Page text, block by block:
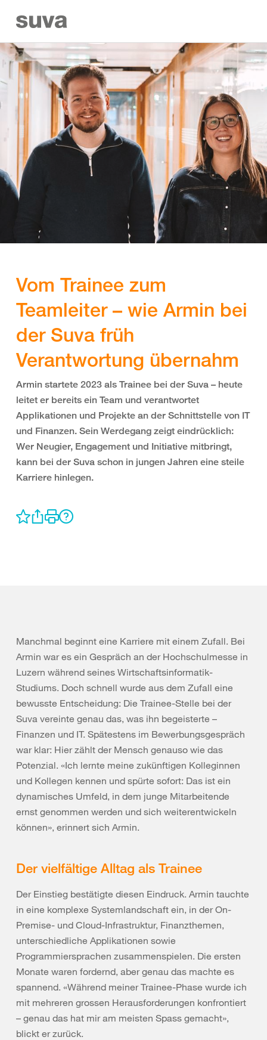
Vom Trainee zum
Teamleiter – wie Armin bei
der Suva früh
Verantwortung übernahm
Armin startete 2023 als Trainee bei der Suva – heute
leitet er bereits ein Team und verantwortet
Applikationen und Projekte an der Schnittstelle von IT
und Finanzen. Sein Werdegang zeigt eindrücklich:
Wer Neugier, Engagement und Initiative mitbringt,
kann bei der Suva schon in jungen Jahren eine steile
Karriere hinlegen.
Manchmal beginnt eine Karriere mit einem Zufall. Bei
Armin war es ein Gespräch an der Hochschulmesse in
Luzern während seines Wirtschaftsinformatik-
Studiums. Doch schnell wurde aus dem Zufall eine
bewusste Entscheidung: Die Trainee-Stelle bei der
Suva vereinte genau das, was ihn begeisterte –
Finanzen und IT. Spätestens im Bewerbungsgespräch
war klar: Hier zählt der Mensch genauso wie das
Potenzial. «Ich lernte meine zukünftigen Kolleginnen
und Kollegen kennen und spürte sofort: Das ist ein
dynamisches Umfeld, in dem junge Mitarbeitende
ernst genommen werden und sich weiterentwickeln
können», erinnert sich Armin.
Der vielfältige Alltag als Trainee
Der Einstieg bestätigte diesen Eindruck. Armin tauchte
in eine komplexe Systemlandschaft ein, in der On-
Premise- und Cloud-Infrastruktur, Finanzthemen,
unterschiedliche Applikationen sowie
Programmiersprachen zusammenspielen. Die ersten
Monate waren fordernd, aber genau das machte es
spannend. «Während meiner Trainee-Phase wurde ich
mit mehreren grossen Herausforderungen konfrontiert
­– genau das hat mir am meisten Spass gemacht»,
blickt er zurück.